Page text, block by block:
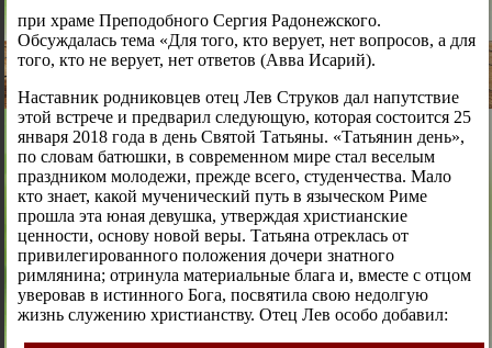
при храме Преподобного Сергия Радонежского.
Обсуждалась тема «Для того, кто верует, нет вопросов, а для
того, кто не верует, нет ответов (Авва Исарий).
Наставник родниковцев отец Лев Струков дал напутствие
этой встрече и предварил следующую, которая состоится 25
января 2018 года в день Святой Татьяны. «Татьянин день»,
по словам батюшки, в современном мире стал веселым
праздником молодежи, прежде всего, студенчества. Мало
кто знает, какой мученический путь в языческом Риме
прошла эта юная девушка, утверждая христианские
ценности, основу новой веры. Татьяна отреклась от
привилегированного положения дочери знатного
римлянина; отринула материальные блага и, вместе с отцом
уверовав в истинного Бога, посвятила свою недолгую
жизнь служению христианству. Отец Лев особо добавил: